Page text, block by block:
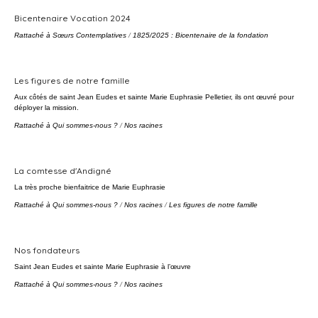
Bicentenaire Vocation 2024
Rattaché à Sœurs Contemplatives / 1825/2025 : Bicentenaire de la fondation
Les figures de notre famille
Aux côtés de saint Jean Eudes et sainte Marie Euphrasie Pelletier, ils ont œuvré pour
déployer la mission.
Rattaché à Qui sommes-nous ? /Nos racines
La comtesse d'Andigné
La très proche bienfaitrice de Marie Euphrasie
Rattaché à Qui sommes-nous ? /Nos racines /Les figures de notre famille
Nos fondateurs
Saint Jean Eudes et sainte Marie Euphrasie à l’œuvre
Rattaché à Qui sommes-nous ? /Nos racines